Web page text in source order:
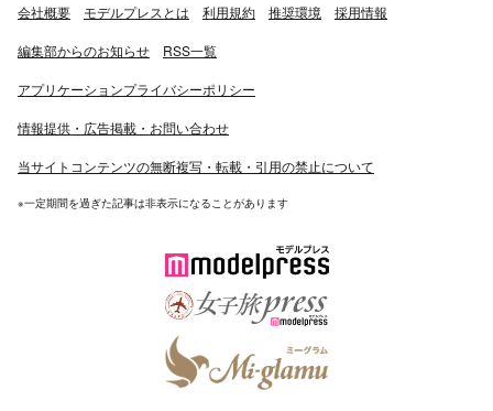
会社概要 モデルプレスとは 利用規約 推奨環境 採用情報
編集部からのお知らせ RSS一覧
アプリケーションプライバシーポリシー
情報提供・広告掲載・お問い合わせ
当サイトコンテンツの無断複写・転載・引用の禁止について
※一定期間を過ぎた記事は非表示になることがあります